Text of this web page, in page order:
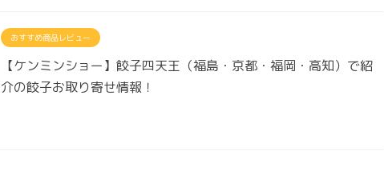
おすすめ商品レビュー
【ケンミンショー】餃子四天王（福島・京都・福岡・高知）で紹
介の餃子お取り寄せ情報！